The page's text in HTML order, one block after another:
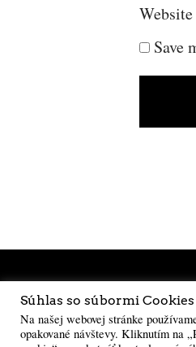
Website
Save
Súhlas so súbormi Cookies
Na našej webovej stránke
opakované návštevy. Kliknutím na